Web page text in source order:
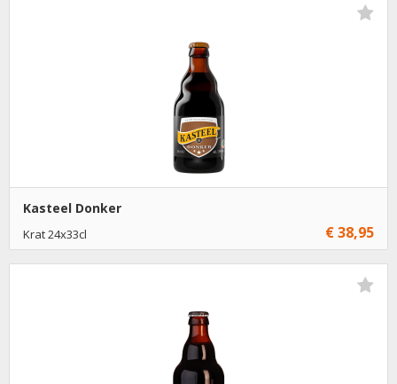
Kasteel Donker
Krat 24x33cl € 38,95